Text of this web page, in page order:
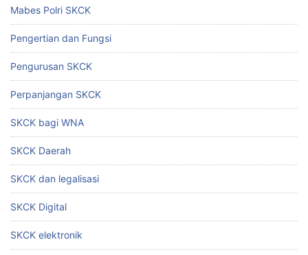
Mabes Polri SKCK
Pengertian dan Fungsi
Pengurusan SKCK
Perpanjangan SKCK
SKCK bagi WNA
SKCK Daerah
SKCK dan legalisasi
SKCK Digital
SKCK elektronik